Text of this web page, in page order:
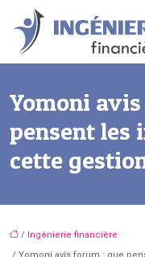
Yomoni
pensent les
cette
/ Ingénierie financière